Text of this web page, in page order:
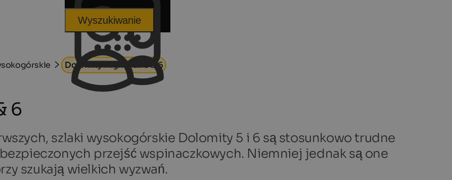
Wyszukiwanie
Dolomity High Trail 5 & 6
6
szlaki wysokogórskie Dolomity 5 i 6 są stosunkowo trudne
przejść wspinaczkowych. Niemniej jednak są one
szukają wielkich wyzwań.